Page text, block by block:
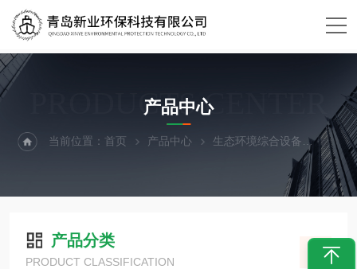
PRODUCTS CENTER
产品中心
当前位置：首页 产品中心 生态环境综合设备 沉积物
产品分类
PRODUCT CLASSIFICATION